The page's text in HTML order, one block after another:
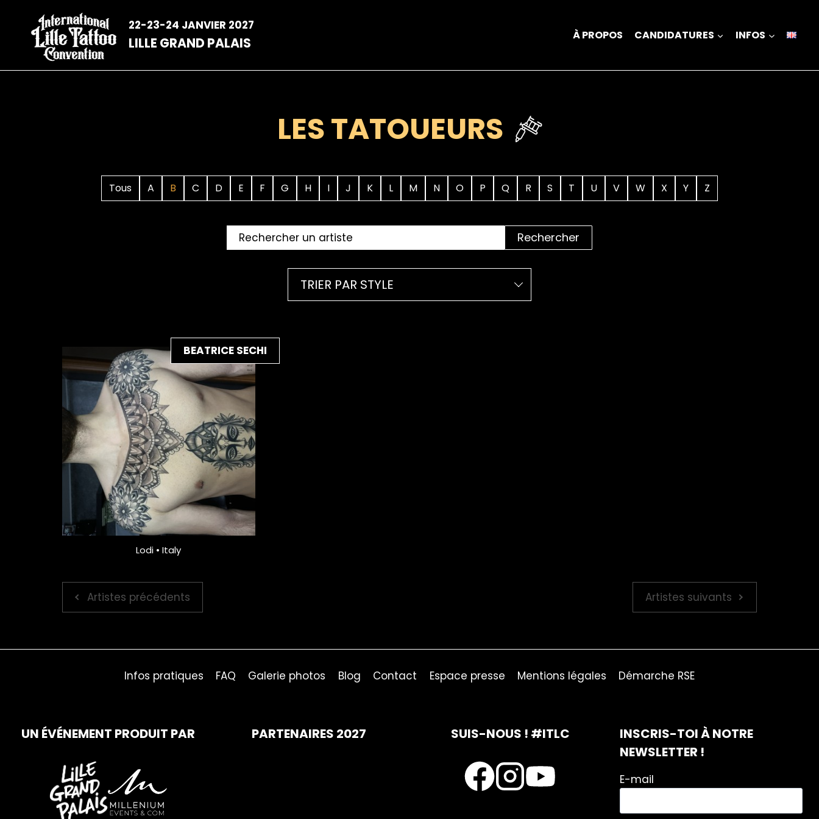
contenu
22-23-24 JANVIER 2027
LILLE GRAND PALAIS À PROPOS CANDIDATURES INFOS
LES TATOUEURS
Tous A B C D E F G H I J K L M N O P Q R S T U V W X Y Z
Rechercher
TRIER PAR STYLE
BEATRICE SECHI
Lodi • Italy
Artistes précédents Artistes suivants
Infos pratiques FAQ Galerie photos Blog Contact Espace presse Mentions légales Démarche RSE
UN ÉVÉNEMENT PRODUIT PAR PARTENAIRES 2027 SUIS-NOUS ! #ITLC
INSCRIS-TOI À NOTRE
NEWSLETTER !
E-mail